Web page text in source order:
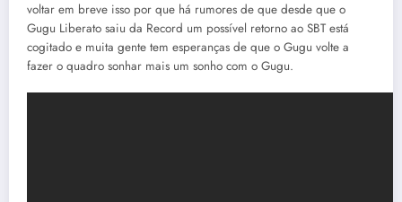
voltar em breve isso por que há rumores de que desde que o
Gugu Liberato saiu da Record um possível retorno ao SBT está
cogitado e muita gente tem esperanças de que o Gugu volte a
fazer o quadro sonhar mais um sonho com o Gugu.